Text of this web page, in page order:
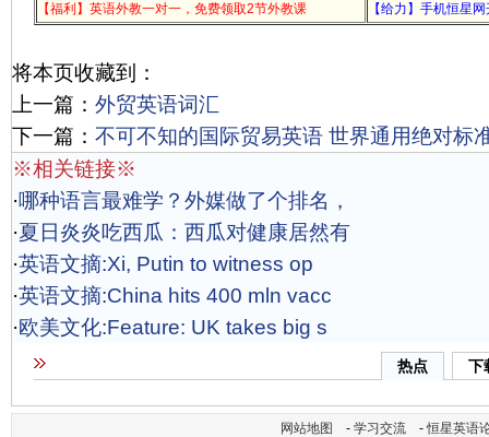
【福利】英语外教一对一，免费领取2节外教课 【给力】手机恒星
将本页收藏到：
上一篇： 外贸英语词汇
下一篇： 不可不知的国际贸易英语 世界通用绝对标
※相关链接※
·哪种语言最难学？外媒做了个排名，
·夏日炎炎吃西瓜：西瓜对健康居然有
·英语文摘:Xi, Putin to witness op
·英语文摘:China hits 400 mln vacc
·欧美文化:Feature: UK takes big s
热点 下
网站地图 - 学习交流 -恒星英语